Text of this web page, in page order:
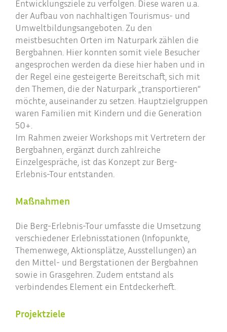
Entwicklungsziele zu verfolgen. Diese waren u.a.
der Aufbau von nachhaltigen Tourismus- und
Umweltbildungsangeboten. Zu den
meistbesuchten Orten im Naturpark zählen die
Bergbahnen. Hier konnten somit viele Besucher
angesprochen werden da diese hier haben und in
der Regel eine gesteigerte Bereitschaft, sich mit
den Themen, die der Naturpark „transportieren“
möchte, auseinander zu setzen. Hauptzielgruppen
waren Familien mit Kindern und die Generation
50+.
Im Rahmen zweier Workshops mit Vertretern der
Bergbahnen, ergänzt durch zahlreiche
Einzelgespräche, ist das Konzept zur Berg-
Erlebnis-Tour entstanden.
Maßnahmen
Die Berg-Erlebnis-Tour umfasste die Umsetzung
verschiedener Erlebnisstationen (Infopunkte,
Themenwege, Aktionsplätze, Ausstellungen) an
den Mittel- und Bergstationen der Bergbahnen
sowie in Grasgehren. Zudem entstand als
verbindendes Element ein Entdeckerheft.
Projektziele